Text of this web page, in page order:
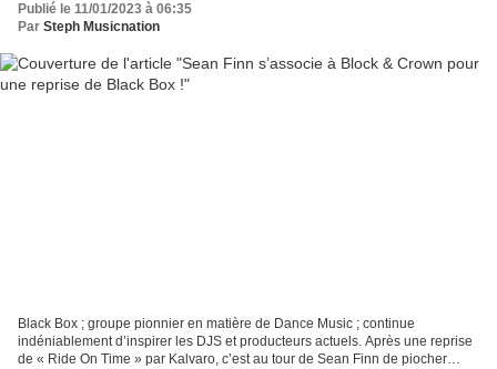
Publié le 11/01/2023 à 06:35
Par Steph Musicnation
Black Box ; groupe pionnier en matière de Dance Music ; continue
indéniablement d’inspirer les DJS et producteurs actuels. Après une reprise
de « Ride On Time » par Kalvaro, c’est au tour de Sean Finn de piocher